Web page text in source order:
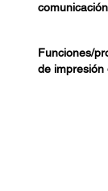
comunicación
Funciones/
de impresión